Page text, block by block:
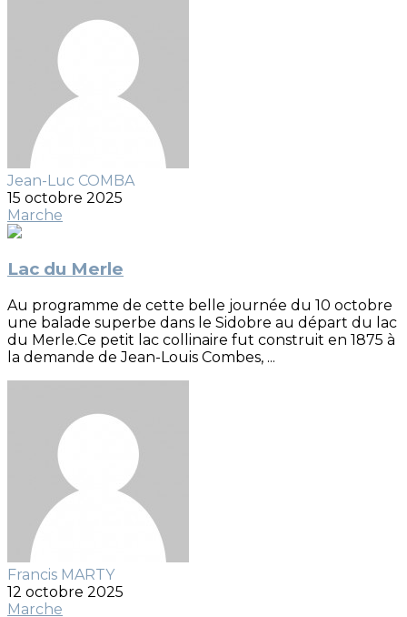
Jean-Luc COMBA
15 octobre 2025
Marche
Lac du Merle
Au programme de cette belle journée du 10 octobre
une balade superbe dans le Sidobre au départ du lac
du Merle.Ce petit lac collinaire fut construit en 1875 à
la demande de Jean-Louis Combes, ...
Francis MARTY
12 octobre 2025
Marche